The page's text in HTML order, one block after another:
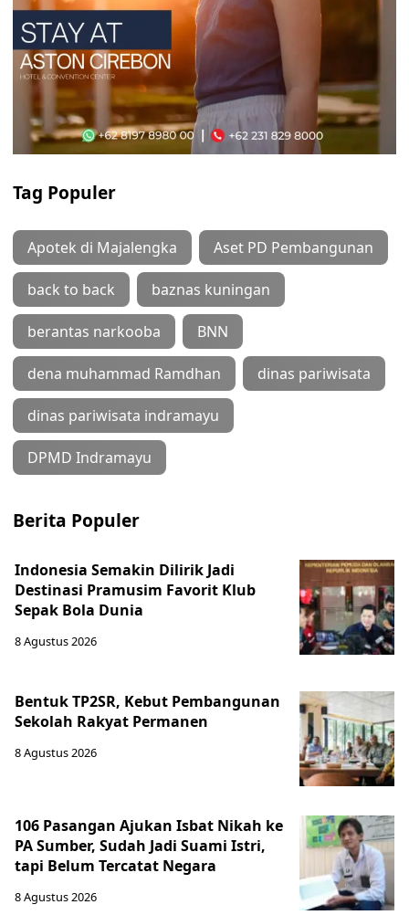
Tag Populer
Apotek di Majalengka Aset PD Pembangunan
back to back baznas kuningan
berantas narkooba BNN
dena muhammad Ramdhan dinas pariwisata
dinas pariwisata indramayu
DPMD Indramayu
Berita Populer
Indonesia Semakin Dilirik Jadi
Destinasi Pramusim Favorit Klub
Sepak Bola Dunia
8 Agustus 2026
Bentuk TP2SR, Kebut Pembangunan
Sekolah Rakyat Permanen
8 Agustus 2026
106 Pasangan Ajukan Isbat Nikah ke
PA Sumber, Sudah Jadi Suami Istri,
tapi Belum Tercatat Negara
8 Agustus 2026